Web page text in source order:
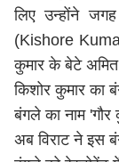
लिए उन्होंने
(Kishore
कुमार के बेटे
किशोर कुमार का
बंगले का नाम
अब विराट ने इस